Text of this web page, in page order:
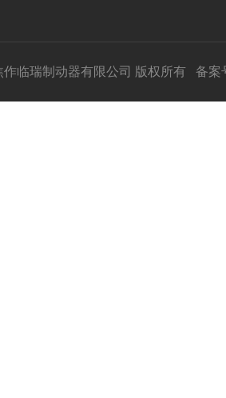
临瑞制动器有限公司 版权所有 备案